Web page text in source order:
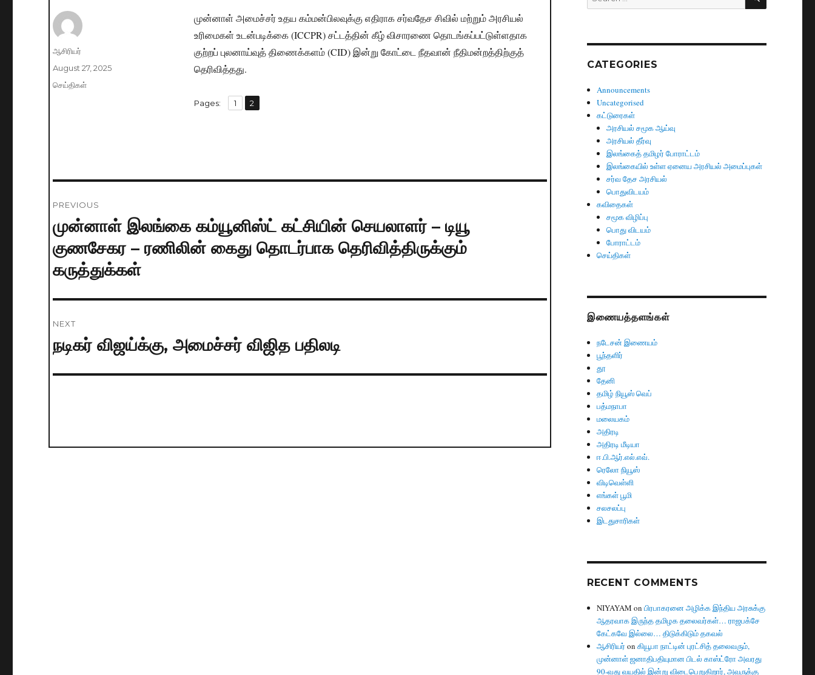
முன்னாள் அமைச்சர் உதய கம்மன்பிலவுக்கு எதிராக சர்வதேச சிவில் மற்றும் அரசியல்
உரிமைகள் உடன்படிக்கை (ICCPR) சட்டத்தின் கீழ் விசாரணை தொடங்கப்பட்டுள்ளதாக
குற்றப் புலனாய்வுத் திணைக்களம் (CID) இன்று கோட்டை நீதவான் நீதிமன்றத்திற்குத்
தெரிவித்தது.
Pages: Page
1 ,
Page
2
Author
ஆசிரியர்
Posted
on
August 27, 2025
Categories
செய்திகள்
navigation
PREVIOUS
Previous
post:
முன்னாள் இலங்கை கம்யூனிஸ்ட் கட்சியின் செயலாளர் – டியூ
குணசேகர – ரணிலின் கைது தொடர்பாக தெரிவித்திருக்கும்
கருத்துக்கள்
NEXT
Next
நடிகர் விஜய்க்கு, அமைச்சர் விஜித பதிலடி
for:
CATEGORIES
Announcements
Uncategorised
கட்டுரைகள்
அரசியல் சமூக ஆய்வு
அரசியல் தீர்வு
இலங்கைத் தமிழர் போராட்டம்
இலங்கையில் உள்ள ஏனைய அரசியல் அமைப்புகள்
சர்வ தேச அரசியல்
பொதுவிடயம்
கவிதைகள்
சமூக விழிப்பு
பொது விடயம்
போராட்டம்
செய்திகள்
இணையத்தளங்கள்
நடேசன் இணையம்
பூந்தளிர்
தூ
தேனி
தமிழ் நியூஸ் வெப்
பத்மநாபா
மலையகம்
அதிரடி
அதிரடி மீடியா
ஈ.பி.ஆர்.எல்.எவ்.
ரெலோ நியூஸ்
விடிவெள்ளி
எங்கள் பூமி
சலசலப்பு
இடதுசாரிகள்
RECENT COMMENTS
NIYAYAM onபிரபாகரனை அழிக்க இந்திய அரசுக்கு
ஆதரவாக இருந்த தமிழக தலைவர்கள்… ராஜபக்சே
கேட்கவே இல்லை… திடுக்கிடும் தகவல்
ஆசிரியர் onகியூபா நாட்டின் புரட்சித் தலைவரும்,
முன்னாள் ஜனாதிபதியுமான பிடல் காஸ்ட்ரோ அவரது
90-வது வயதில் இன்று விடைபெறுகிறார், அவருக்கு